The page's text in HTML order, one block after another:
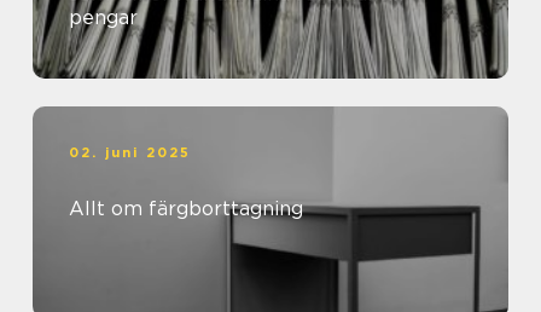
pengar
02. juni 2025
Allt om färgborttagning